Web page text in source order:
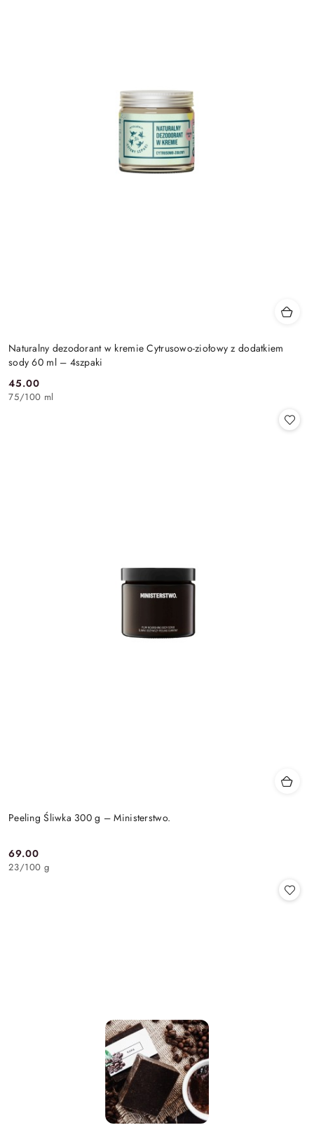
Naturalny dezodorant w kremie Cytrusowo-ziołowy z dodatkiem
sody 60 ml – 4szpaki
Cena:
45.00
75/100 ml
Peeling Śliwka 300 g – Ministerstwo.
Cena:
69.00
23/100 g